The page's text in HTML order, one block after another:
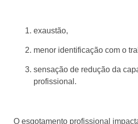
exaustão,
menor identificação com o
sensação de redução da
profissional.
O esgotamento profissional